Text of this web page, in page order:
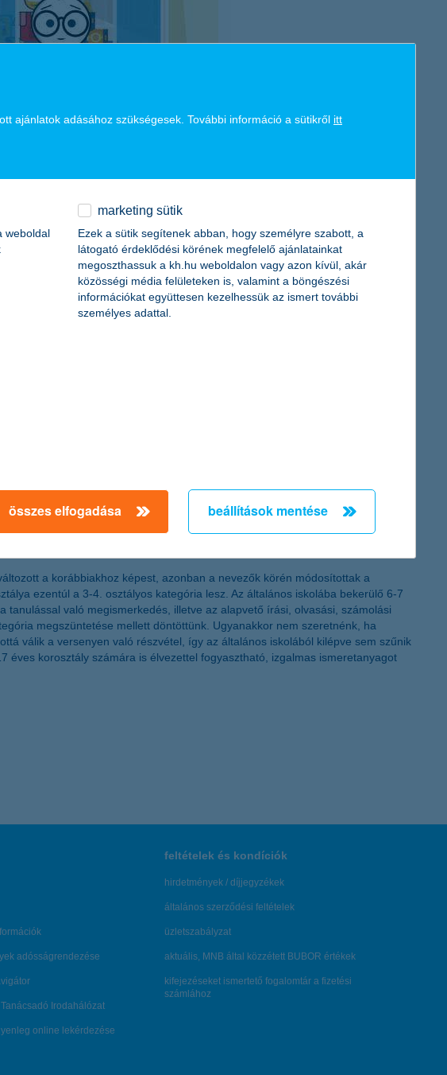
egy családi költözés miatt a hitel fogalomkörével, megtakarítási
kapcsolódó játékokkal és kvízekkel egy olyan komplex élményt
a korábbiakhoz képest, azonban a nevezők körén módosítottak a
ezentúl a 3-4. osztályos kategória lesz. Az általános iskolába bekerülő 6-7
való megismerkedés, illetve az alapvető írási, olvasási, számolási
megszüntetése mellett döntöttünk. Ugyanakkor nem szeretnénk, ha
válik a versenyen való részvétel, így az általános iskolából kilépve sem szűnik
korosztály számára is élvezettel fogyasztható, izgalmas ismeretanyagot
adósságrendezése
Irodahálózat
online lekérdezése
feltételek és kondíciók
hirdetmények / díjjegyzékek
általános szerződési feltételek
üzletszabályzat
aktuális, MNB által közzétett BUBOR értékek
kifejezéseket ismertető fogalomtár a fizetési
számlához
ajánlatok adásához szükségesek. További információ a sütikről itt
weboldal
marketing sütik
Ezek a sütik segítenek abban, hogy személyre szabott, a
látogató érdeklődési körének megfelelő ajánlatainkat
megoszthassuk a kh.hu weboldalon vagy azon kívül, akár
közösségi média felületeken is, valamint a böngészési
információkat együttesen kezelhessük az ismert további
személyes adattal.
összes elfogadása beállítások mentése